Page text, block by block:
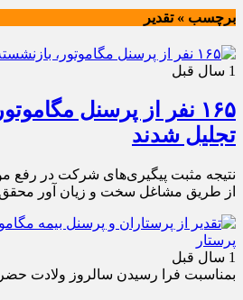
برچسب » تقدیر
1 سال قبل
۱۶۵ نفر از پرسنل
تجلیل شدند
نتیجه مثبت پیگیری‌های شرکت در رفع
از طریق مشاغل سخت و زیان آور
1 سال قبل
بمناسبت فرا رسیدن سالروز ولادت